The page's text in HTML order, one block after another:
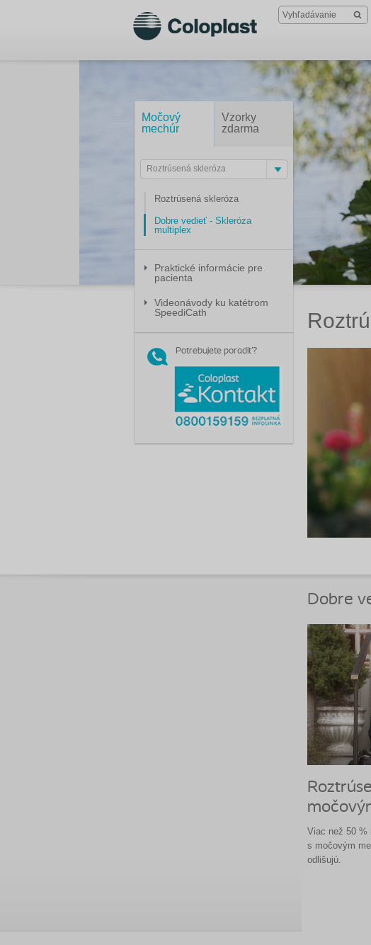
Močový
mechúr
Roztrúsená skleróza
Roztrúsená skleróza
Dobre vedieť - Skleróza
multiplex
Vzorky
zdarma
Praktické informácie pre
pacienta
Videonávody ku katétrom
SpeediCath
Potrebujete poradiť?
Dobre
Viac než 50 %
s močovým
odlišujú.